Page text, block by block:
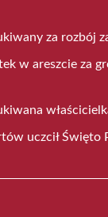
za rozbój
w areszcie za
uczcił Święto